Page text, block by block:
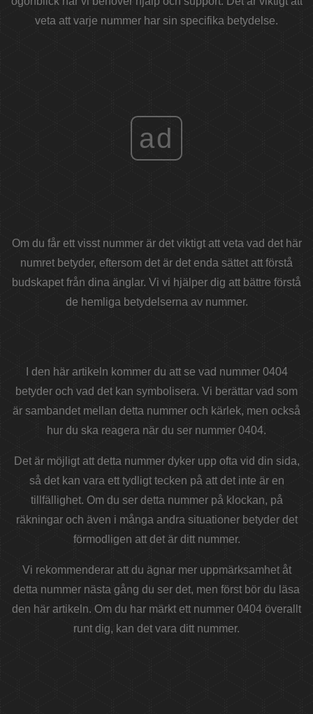
veta att varje nummer har sin specifika betydelse.
ad
Om du får ett visst nummer är det viktigt att veta vad det här
numret betyder, eftersom det är det enda sättet att förstå
budskapet från dina änglar. Vi vi hjälper dig att bättre förstå
de hemliga betydelserna av nummer.
I den här artikeln kommer du att se vad nummer 0404
betyder och vad det kan symbolisera. Vi berättar vad som
är sambandet mellan detta nummer och kärlek, men också
hur du ska reagera när du ser nummer 0404.
Det är möjligt att detta nummer dyker upp ofta vid din sida,
så det kan vara ett tydligt tecken på att det inte är en
tillfällighet. Om du ser detta nummer på klockan, på
räkningar och även i många andra situationer betyder det
förmodligen att det är ditt nummer.
Vi rekommenderar att du ägnar mer uppmärksamhet åt
detta nummer nästa gång du ser det, men först bör du läsa
den här artikeln. Om du har märkt ett nummer 0404 överallt
runt dig, kan det vara ditt nummer.